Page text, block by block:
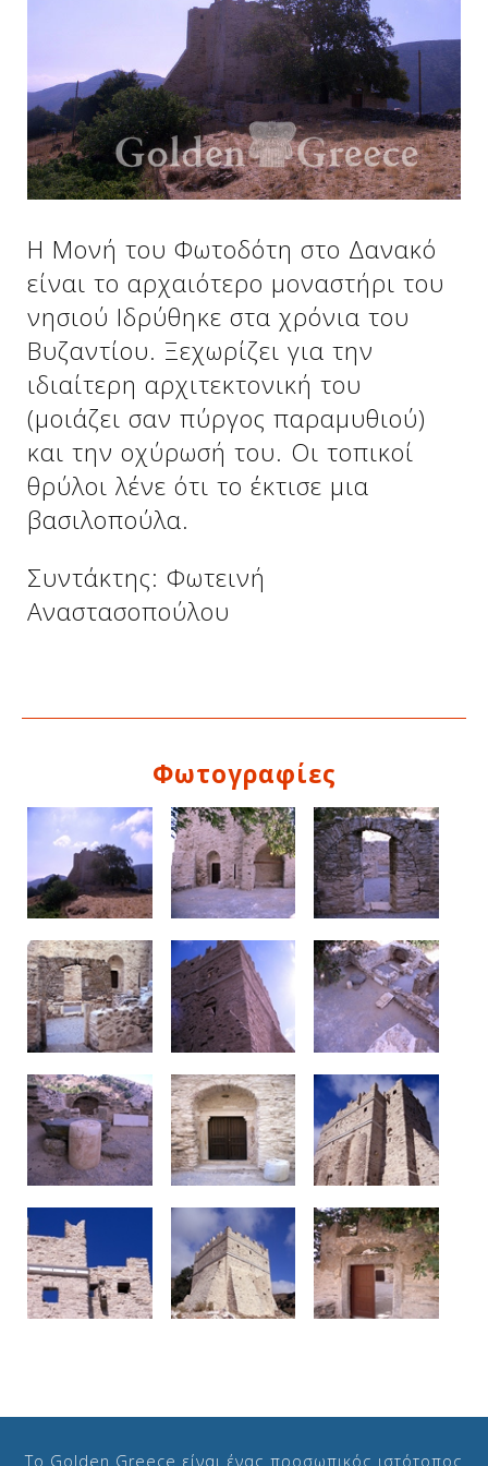
Δείτε μας:
Δείτε μας:
Δείτε μας:
Δείτε μας:
Δείτε μας:
Δείτε μας:
Δείτε μας:
Δείτε μας:
Δείτε μας:
Δείτε μας:
Δείτε μας:
Η Μονή του Φωτοδότη στο Δανακό
είναι το αρχαιότερο μοναστήρι του
νησιού Ιδρύθηκε στα χρόνια του
Βυζαντίου. Ξεχωρίζει για την
ιδιαίτερη αρχιτεκτονική του
(μοιάζει σαν πύργος παραμυθιού)
και την οχύρωσή του. Οι τοπικοί
θρύλοι λένε ότι το έκτισε μια
βασιλοπούλα.
Συντάκτης: Φωτεινή
Αναστασοπούλου
Φωτογραφίες
Το Golden Greece είναι ένας προσωπικός ιστότοπος